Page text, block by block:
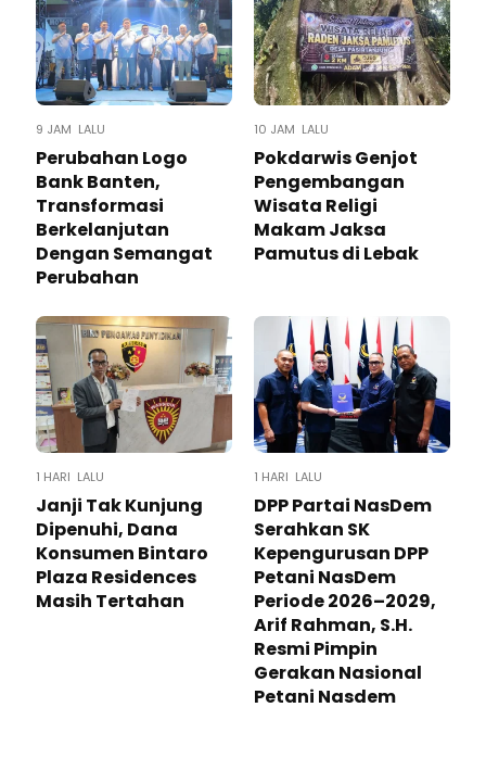
9 JAM LALU
Perubahan Logo
Bank Banten,
Transformasi
Berkelanjutan
Dengan Semangat
Perubahan
10 JAM LALU
Pokdarwis Genjot
Pengembangan
Wisata Religi
Makam Jaksa
Pamutus di Lebak
1 HARI LALU
Janji Tak Kunjung
Dipenuhi, Dana
Konsumen Bintaro
Plaza Residences
Masih Tertahan
1 HARI LALU
DPP Partai NasDem
Serahkan SK
Kepengurusan DPP
Petani NasDem
Periode 2026–2029,
Arif Rahman, S.H.
Resmi Pimpin
Gerakan Nasional
Petani Nasdem